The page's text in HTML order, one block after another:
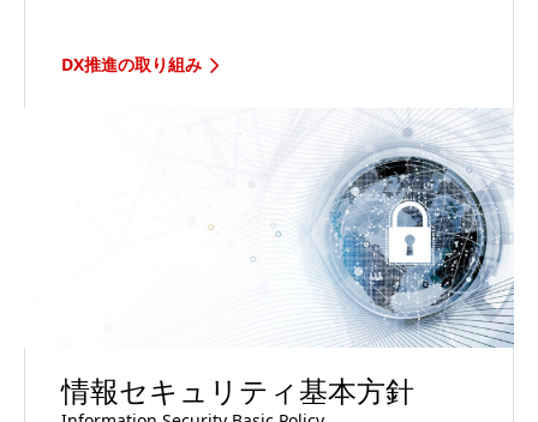
DX推進の取り組み
情報セキュリティ基本方針